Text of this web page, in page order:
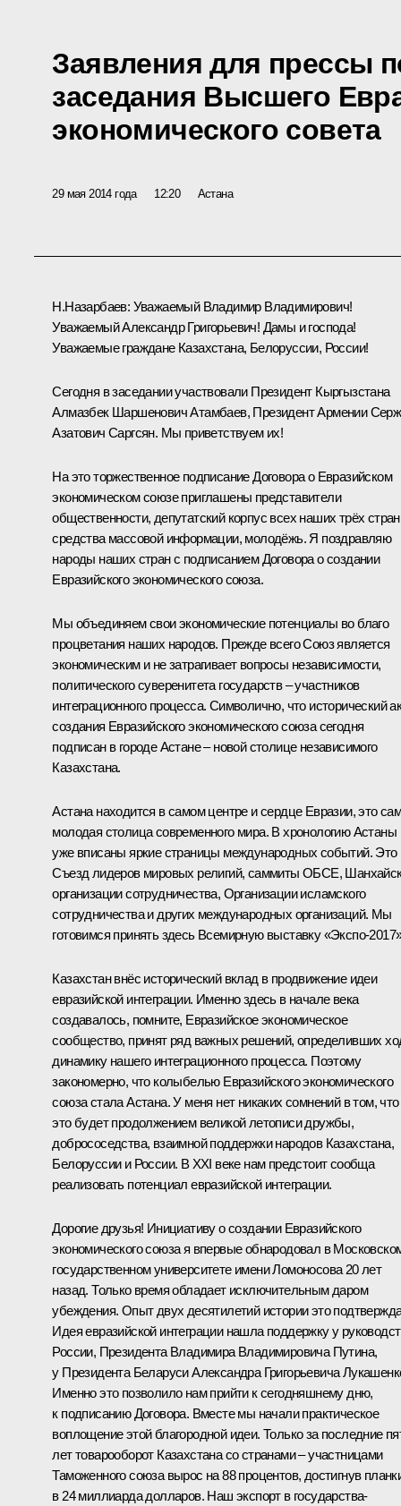
Заявления для прессы
заседания Высшего
экономического совета
29 мая 2014 года 12:20 Астана
Н.Назарбаев: Уважаемый Владимир Владимирович!
Уважаемый Александр Григорьевич! Дамы и господа!
Уважаемые граждане Казахстана, Белоруссии, России!
Сегодня в заседании участвовали Президент Кыргызстана
Алмазбек Шаршенович Атамбаев, Президент Армении Серж
Азатович Саргсян. Мы приветствуем их!
На это торжественное подписание Договора о Евразийском
экономическом союзе приглашены представители
общественности, депутатский корпус всех наших трёх
средства массовой информации, молодёжь. Я поздравляю
народы наших стран с подписанием Договора о создании
Евразийского экономического союза.
Мы объединяем свои экономические потенциалы во благо
процветания наших народов. Прежде всего Союз является
экономическим и не затрагивает вопросы независимости,
политического суверенитета государств – участников
интеграционного процесса. Символично, что исторический
создания Евразийского экономического союза сегодня
подписан в городе Астане – новой столице независимого
Казахстана.
Астана находится в самом центре и сердце Евразии, это
молодая столица современного мира. В хронологию Астаны
уже вписаны яркие страницы международных событий. Это
Съезд лидеров мировых религий, саммиты ОБСЕ,
организации сотрудничества, Организации исламского
сотрудничества и других международных организаций. Мы
готовимся принять здесь Всемирную выставку «Экспо-
Казахстан внёс исторический вклад в продвижение идеи
евразийской интеграции. Именно здесь в начале века
создавалось, помните, Евразийское экономическое
сообщество, принят ряд важных решений, определивших
динамику нашего интеграционного процесса. Поэтому
закономерно, что колыбелью Евразийского экономического
союза стала Астана. У меня нет никаких сомнений в том, что
это будет продолжением великой летописи дружбы,
добрососедства, взаимной поддержки народов Казахстана,
Белоруссии и России. В XXI веке нам предстоит сообща
реализовать потенциал евразийской интеграции.
Дорогие друзья! Инициативу о создании Евразийского
экономического союза я впервые обнародовал в
государственном университете имени Ломоносова 20 лет
назад. Только время обладает исключительным даром
убеждения. Опыт двух десятилетий истории это
Идея евразийской интеграции нашла поддержку у
России, Президента Владимира Владимировича Путина,
у Президента Беларуси Александра Григорьевича
Именно это позволило нам прийти к сегодняшнему дню,
к подписанию Договора. Вместе мы начали практическое
воплощение этой благородной идеи. Только за последние
лет товарооборот Казахстана со странами – участницами
Таможенного союза вырос на 88 процентов, достигнув
в 24 миллиарда долларов. Наш экспорт в государства-